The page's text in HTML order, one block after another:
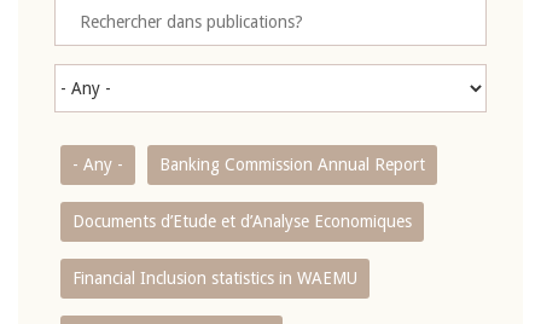
- Any - Banking Commission Annual Report
Documents d’Etude et d’Analyse Economiques
Financial Inclusion statistics in WAEMU